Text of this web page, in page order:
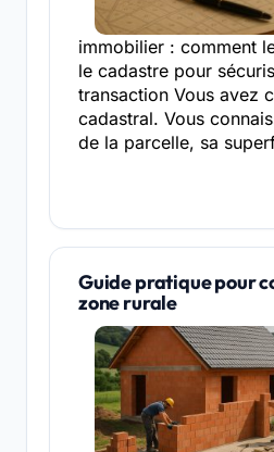
immobilier : comment
le cadastre pour
transaction Vous avez
cadastral. Vous
de la parcelle, sa
Guide pratique pour
zone rurale